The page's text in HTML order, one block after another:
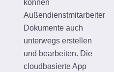
können
Außendienstmitarbeiter
Dokumente auch
unterwegs erstellen
und bearbeiten. Die
cloudbasierte App